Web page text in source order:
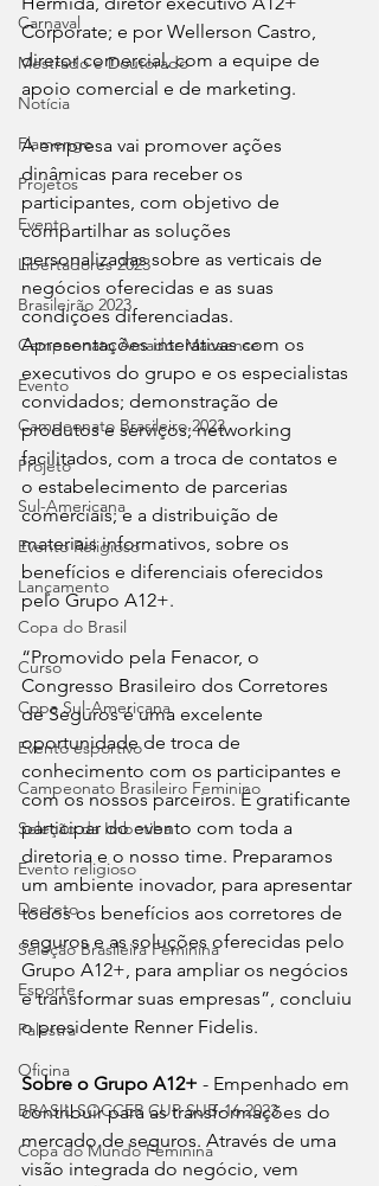
Carnaval
Mestrado e Doutorado
Notícia
Flamengo
Projetos
Evento
Libertadores 2023
Brasileirão 2023
Campeonato Amador Macaense
Evento
Campeonato Brasileiro.2023
Projeto
Sul-Americana
Evento Religioso
Lançamento
Copa do Brasil
Curso
Copa Sul-Americana
Evento esportivo
Campeonato Brasileiro Feminino
Seleção da Imbetiba
Evento religioso
Decreto
Seleção Brasileira Feminina
Esporte
Palestra
Oficina
BRASIL SOCCER CUP SUB-16 2023
Copa do Mundo Feminina
Corporate; e por Wellerson Castro,
diretor comercial, com a equipe de
apoio comercial e de marketing.
A empresa vai promover ações
dinâmicas para receber os
participantes, com objetivo de
compartilhar as soluções
personalizadas sobre as verticais de
negócios oferecidas e as suas
condições diferenciadas.
Apresentações interativas com os
executivos do grupo e os especialistas
convidados; demonstração de
produtos e serviços; networking
facilitados, com a troca de contatos e
o estabelecimento de parcerias
comerciais; e a distribuição de
materiais informativos, sobre os
benefícios e diferenciais oferecidos
pelo Grupo A12+.
“Promovido pela Fenacor, o
Congresso Brasileiro dos Corretores
de Seguros é uma excelente
oportunidade de troca de
conhecimento com os participantes e
com os nossos parceiros. É gratificante
participar do evento com toda a
diretoria e o nosso time. Preparamos
um ambiente inovador, para apresentar
todos os benefícios aos corretores de
seguros e as soluções oferecidas pelo
Grupo A12+, para ampliar os negócios
e transformar suas empresas”, concluiu
o presidente Renner Fidelis.
Sobre o Grupo A12+ - Empenhado em
contribuir para as transformações do
mercado de seguros. Através de uma
visão integrada do negócio, vem